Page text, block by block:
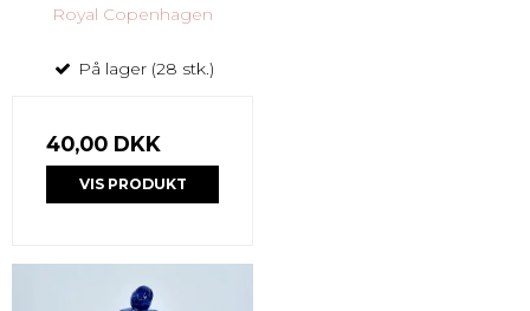
Royal Copenhagen
På lager (28 stk.)
40,00 DKK
VIS PRODUKT